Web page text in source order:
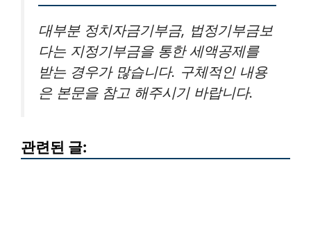
대부분 정치자금기부금, 법정기부금보
다는 지정기부금을 통한 세액공제를
받는 경우가 많습니다. 구체적인 내용
은 본문을 참고 해주시기 바랍니다.
관련된 글: